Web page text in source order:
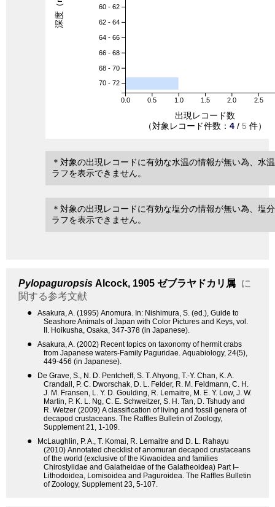
0.0 0.5 1.0 1.5 2.0 2.5
60 - 62
62 - 64
64 - 66
66 - 68
68 - 70
70 - 72
出現レコード数
（対象レコード件数： 4 / 5 件）
＊対象の出現レコードに有効な水温の情報が無い為、水
ラフを表示できません。
＊対象の出現レコードに有効な塩分の情報が無い為、塩
ラフを表示できません。
Pylopaguropsis Alcock, 1905 ゼブラヤドカリ属 に
関する参考文献
●
Asakura, A. (1995) Anomura. In: Nishimura, S. (ed.), Guide to
Seashore Animals of Japan with Color Pictures and Keys, vol.
II. Hoikusha, Osaka, 347-378 (in Japanese).
●
Asakura, A. (2002) Recent topics on taxonomy of hermit crabs
from Japanese waters-Family Paguridae. Aquabiology, 24(5),
449-456 (in Japanese).
●
De Grave, S., N. D. Pentcheff, S. T. Ahyong, T.-Y. Chan, K. A.
Crandall, P. C. Dworschak, D. L. Felder, R. M. Feldmann, C. H.
J. M. Fransen, L. Y. D. Goulding, R. Lemaitre, M. E. Y. Low, J. W.
Martin, P. K. L. Ng, C. E. Schweitzer, S. H. Tan, D. Tshudy and
R. Wetzer (2009) A classification of living and fossil genera of
decapod crustaceans. The Raffles Bulletin of Zoology,
Supplement 21, 1-109.
●
McLaughlin, P. A., T. Komai, R. Lemaitre and D. L. Rahayu
(2010) Annotated checklist of anomuran decapod crustaceans
of the world (exclusive of the Kiwaoidea and families
Chirostylidae and Galatheidae of the Galatheoidea) Part I–
Lithodoidea, Lomisoidea and Paguroidea. The Raffles Bulletin
of Zoology, Supplement 23, 5-107.